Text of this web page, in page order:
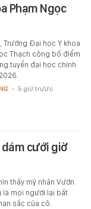
Phạm Ngọc
Trường Đại học Y khoa
Thạch công bố điểm
tuyển đại học chính
- 5 giờ trước
dám cưới giờ
thấy mỹ nhân Vườn
là mọi người lại bất
sắc của cô.